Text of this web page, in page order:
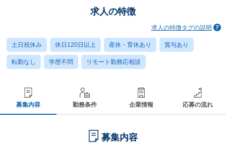
求人の特徴
求人の特徴タグの説明
土日祝休み 休日120日以上 産休・育休あり 賞与あり
転勤なし 学歴不問 リモート勤務応相談
募集内容 勤務条件 企業情報 応募の流れ
募集内容